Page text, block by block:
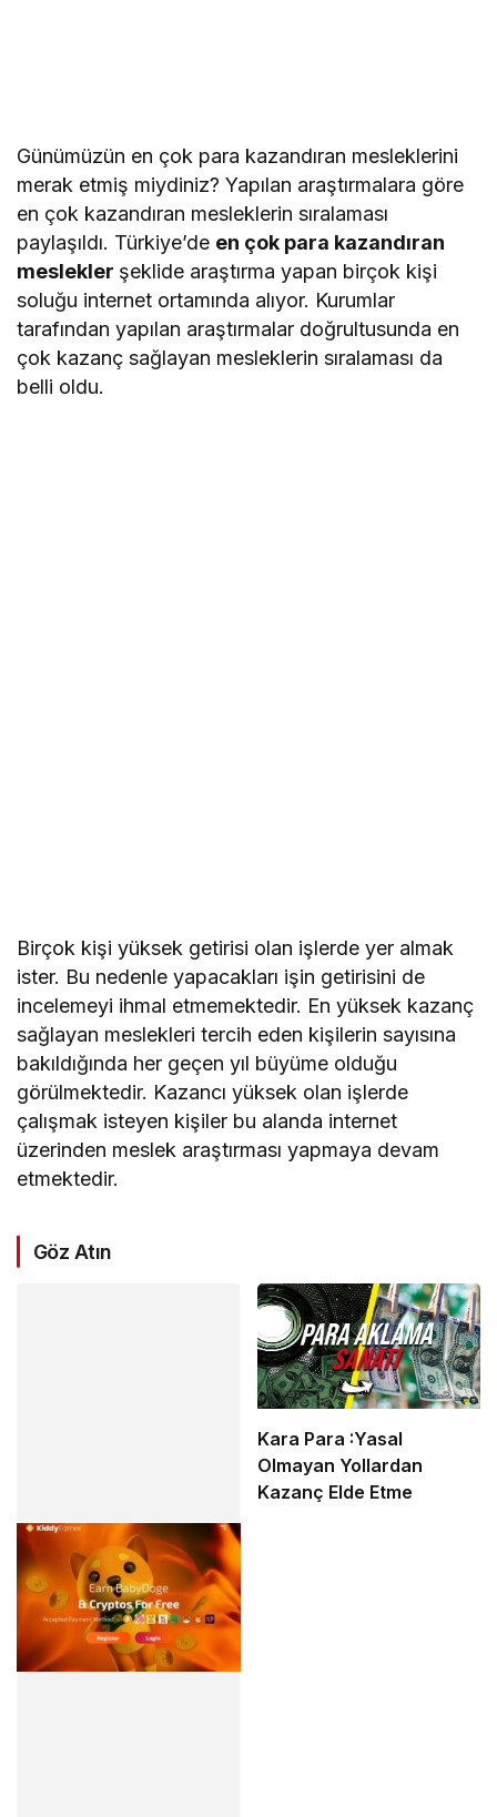
Günümüzün en çok para kazandıran mesleklerini
merak etmiş miydiniz? Yapılan araştırmalara göre
en çok kazandıran mesleklerin sıralaması
paylaşıldı. Türkiye’de en çok para kazandıran
meslekler şeklide araştırma yapan birçok kişi
soluğu internet ortamında alıyor. Kurumlar
tarafından yapılan araştırmalar doğrultusunda en
çok kazanç sağlayan mesleklerin sıralaması da
belli oldu.
Birçok kişi yüksek getirisi olan işlerde yer almak
ister. Bu nedenle yapacakları işin getirisini de
incelemeyi ihmal etmemektedir. En yüksek kazanç
sağlayan meslekleri tercih eden kişilerin sayısına
bakıldığında her geçen yıl büyüme olduğu
görülmektedir. Kazancı yüksek olan işlerde
çalışmak isteyen kişiler bu alanda internet
üzerinden meslek araştırması yapmaya devam
etmektedir.
Göz Atın
Kara Para :Yasal
Olmayan Yollardan
Kazanç Elde Etme